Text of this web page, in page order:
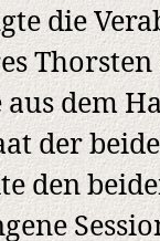
die
aus dem
der
den